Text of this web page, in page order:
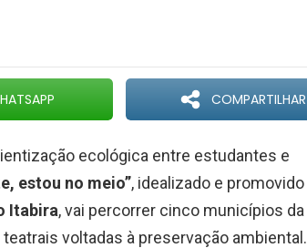
COMPARTILHAR
ecológica entre estudantes e
estou no meio”, idealizado e promovido
Itabira, vai percorrer cinco municípios da
voltadas à preservação ambiental.